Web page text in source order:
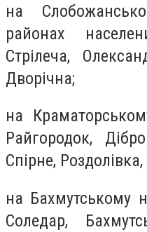
на
районах
Стрілеча,
Дворічна;
на
Райгородок,
Спірне, Роздолівка,
на Бахмутському
Соледар,